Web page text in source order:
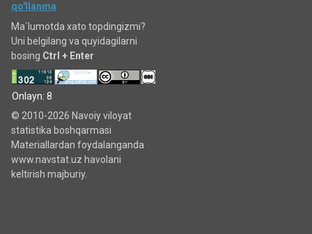
qo'llanma
Ma`lumotda xato topdingizmi?
Uni belgilang va quyidagilarni
bosing Ctrl + Enter
Onlayn: 8
© 2010-2026 Navoiy viloyat
statistika boshqarmasi
Materiallardan foydalanganda
www.navstat.uz havolani
keltirish majburiy.